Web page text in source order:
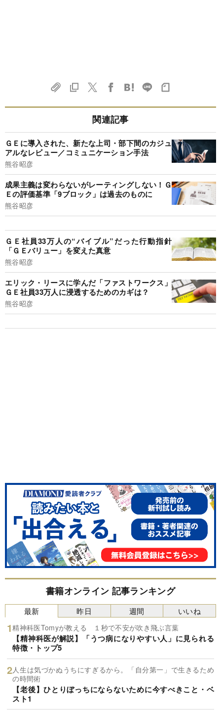
関連記事
ＧＥに導入された、新たな上司・部下間のカジュ
アルなレビュー／コミュニケーション手法
熊谷昭彦
成果主義は変わらないがレーティングしない！Ｇ
Ｅの評価基準「9ブロック」は過去のものに
熊谷昭彦
ＧＥ社員33万人の“バイブル”だった行動指針
「ＧＥバリュー」を変えた真意
熊谷昭彦
エリック・リースに学んだ「ファストワークス」
ＧＥ社員33万人に浸透するためのカギは？
熊谷昭彦
書籍オンライン 記事ランキング
最新
精神科医Tomyが教える １秒で不安が吹き飛ぶ言葉
【精神科医が解説】「うつ病になりやすい人」に見られる
特徴・トップ5
人生は気づかぬうちにすぎるから。「自分第一」で生きるため
の時間術
【老後】ひとりぼっちにならないために今すべきこと・ベ
スト1
昨日 週間 いいね